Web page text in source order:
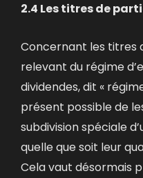
2.4 Les titres de
Concernant les titres
relevant du régime
dividendes, dit «
présent possible de
subdivision spéciale
quelle que soit leur
Cela vaut désormais